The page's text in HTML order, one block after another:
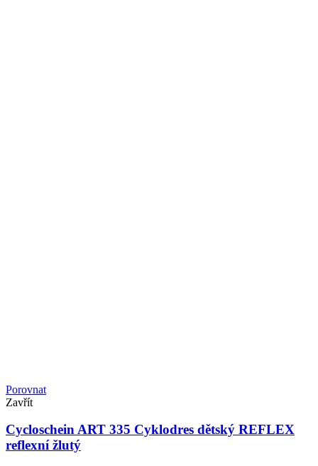
Porovnat
Zavřít
Cycloschein ART 335 Cyklodres dětský REFLEX
reflexní žlutý